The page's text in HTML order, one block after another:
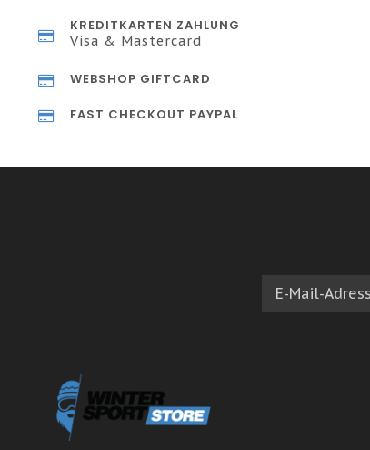
KREDITKARTEN ZAHLUNG
Visa & Mastercard
WEBSHOP GIFTCARD
FAST CHECKOUT PAYPAL